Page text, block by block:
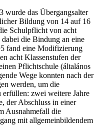
wurde das Übergangsalter
Bildung von 14 auf 16
Schulpflicht von acht
dabei die Bindung an eine
fand eine Modifizierung
acht Klassenstufen der
Pflichtschule (általános
Wege konnten nach der
werden, um die
zwei weitere Jahre
der Abschluss in einer
Ausnahmefall die
mit allgemeinbildendem